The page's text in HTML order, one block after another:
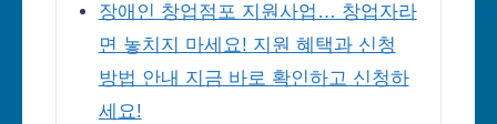
장애인 창업점포 지원사업… 창업자라
면 놓치지 마세요! 지원 혜택과 신청
방법 안내 지금 바로 확인하고 신청하
세요!